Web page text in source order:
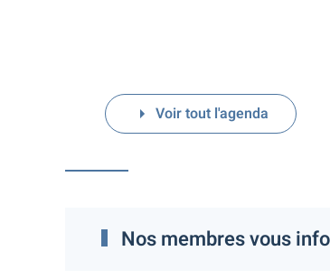
Voir tout l'agenda
Nos membres vous